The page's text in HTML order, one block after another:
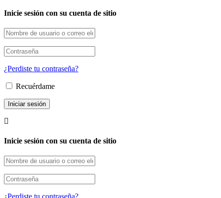
Inicie sesión con su cuenta de sitio
¿Perdiste tu contraseña?
Recuérdame
Inicie sesión con su cuenta de sitio
¿Perdiste tu contraseña?